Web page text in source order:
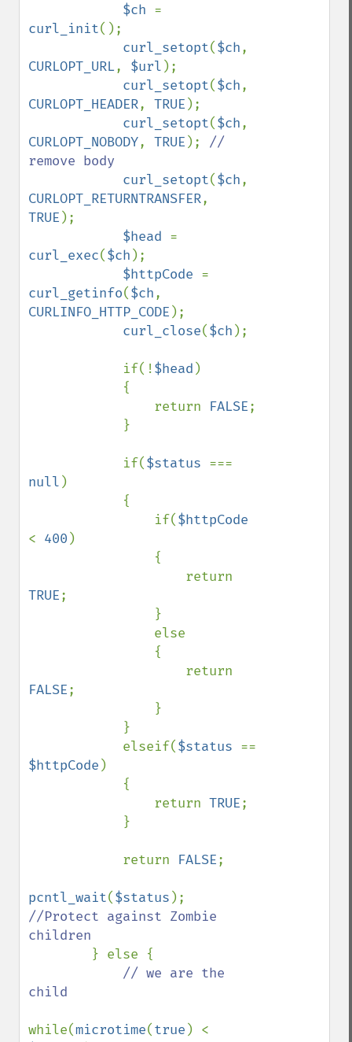
$ch
curl_init();
curl_setopt($ch
CURLOPT_URL, $url );
curl_setopt($ch
CURLOPT_HEADER, TRUE );
curl_setopt($ch
CURLOPT_NOBODY, TRUE ); //
remove body
curl_setopt($ch
CURLOPT_RETURNTRANSFER
TRUE );
$head
curl_exec($ch );
$httpCode
curl_getinfo($ch
CURLINFO_HTTP_CODE );
curl_close($ch );
            if(!
$head )
                return
FALSE;
            if(
$status
null )
                if(
< 400 )
TRUE;
FALSE;
            elseif(
$status
$httpCode )
                return
TRUE;
            return
FALSE;
pcntl_wait($status
//Protect against Zombie
children
} else {
// we are the
child
while(microtime(true